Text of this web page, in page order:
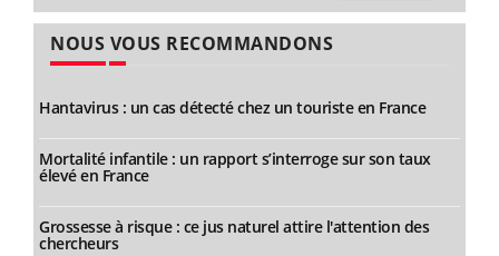
NOUS VOUS RECOMMANDONS
Hantavirus : un cas détecté chez un touriste en France
Mortalité infantile : un rapport s’interroge sur son taux
élevé en France
Grossesse à risque : ce jus naturel attire l'attention des
chercheurs